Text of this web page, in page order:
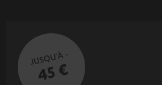
JUSQU'À -
45 €